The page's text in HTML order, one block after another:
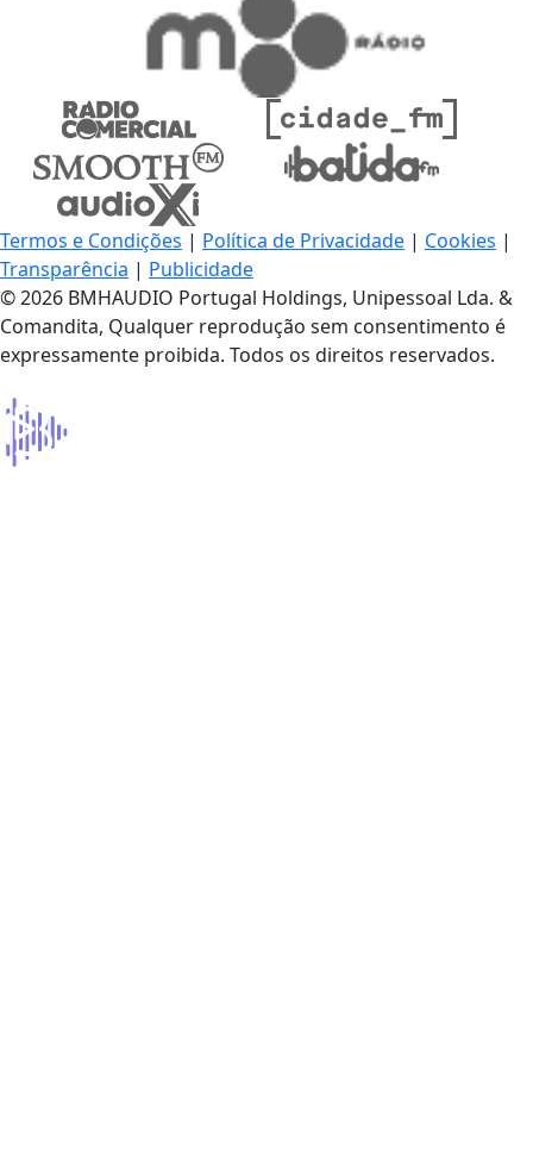
Termos e Condições | Política de Privacidade | Cookies |
Transparência | Publicidade
© 2026 BMHAUDIO Portugal Holdings, Unipessoal Lda. &
Comandita, Qualquer reprodução sem consentimento é
expressamente proibida. Todos os direitos reservados.